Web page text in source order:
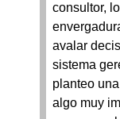
consultor,
avalar
sistema
planteo
algo muy